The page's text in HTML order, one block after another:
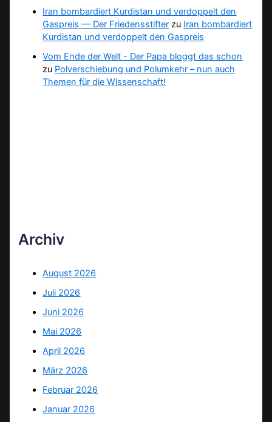
Iran bombardiert Kurdistan und verdoppelt den
Gaspreis — Der Friedensstifter zu Iran bombardiert
Kurdistan und verdoppelt den Gaspreis
Vom Ende der Welt - Der Papa bloggt das schon
zu Polverschiebung und Polumkehr – nun auch
Themen für die Wissenschaft!
Archiv
August 2026
Juli 2026
Juni 2026
Mai 2026
April 2026
März 2026
Februar 2026
Januar 2026